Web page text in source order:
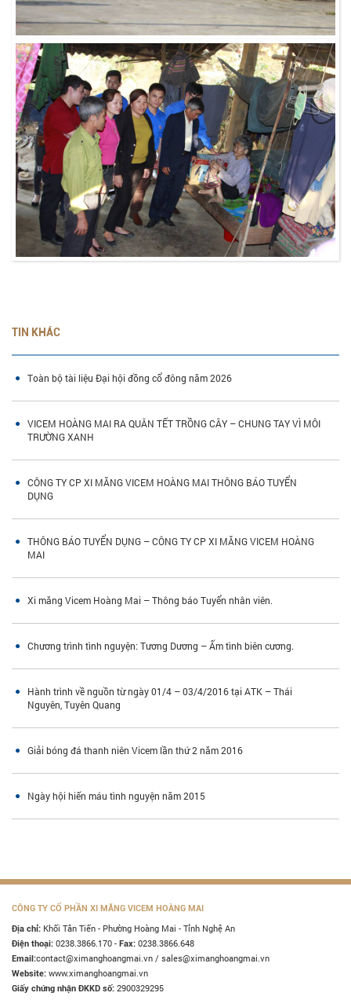
TIN KHÁC
Toàn bộ tài liệu Đại hội đồng cổ đông năm 2026
VICEM HOÀNG MAI RA QUÂN TẾT TRỒNG CÂY – CHUNG TAY VÌ MÔI
TRƯỜNG XANH
CÔNG TY CP XI MĂNG VICEM HOÀNG MAI THÔNG BÁO TUYỂN
DỤNG
THÔNG BÁO TUYỂN DỤNG – CÔNG TY CP XI MĂNG VICEM HOÀNG
MAI
Xi măng Vicem Hoàng Mai – Thông báo Tuyển nhân viên.
Chương trình tình nguyện: Tương Dương – Ấm tình biên cương.
Hành trình về nguồn từ ngày 01/4 – 03/4/2016 tại ATK – Thái
Nguyên, Tuyên Quang
Giải bóng đá thanh niên Vicem lần thứ 2 năm 2016
Ngày hội hiến máu tình nguyện năm 2015
CÔNG TY CỔ PHẦN XI MĂNG VICEM HOÀNG MAI
Địa chỉ: Khối Tân Tiến - Phường Hoàng Mai - Tỉnh Nghệ An
Điện thoại: 0238.3866.170 - Fax: 0238.3866.648
Email:contact@ximanghoangmai.vn / sales@ximanghoangmai.vn
Website: www.ximanghoangmai.vn
Giấy chứng nhận ĐKKD số: 2900329295